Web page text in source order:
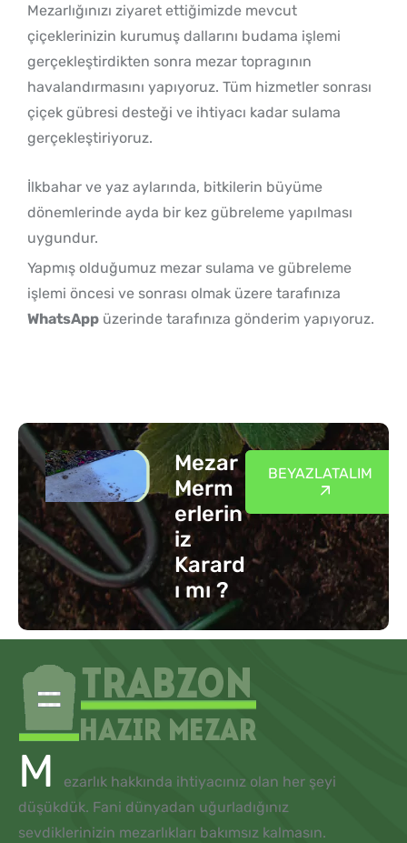
Mezarlığınızı ziyaret ettiğimizde mevcut
çiçeklerinizin kurumuş dallarını budama işlemi
gerçekleştirdikten sonra mezar topragının
havalandırmasını yapıyoruz. Tüm hizmetler sonrası
çiçek gübresi desteği ve ihtiyacı kadar sulama
gerçekleştiriyoruz.
İlkbahar ve yaz aylarında, bitkilerin büyüme
dönemlerinde ayda bir kez gübreleme yapılması
uygundur.
Yapmış olduğumuz mezar sulama ve gübreleme
işlemi öncesi ve sonrası olmak üzere tarafınıza
WhatsApp üzerinde tarafınıza gönderim yapıyoruz.
Mezar
Merm
erlerin
iz
Karard
ı mı ?
BEYAZLATALIM
M
ezarlık hakkında ihtiyacınız olan her şeyi
düşükdük. Fani dünyadan uğurladığınız
sevdiklerinizin mezarlıkları bakımsız kalmasın.